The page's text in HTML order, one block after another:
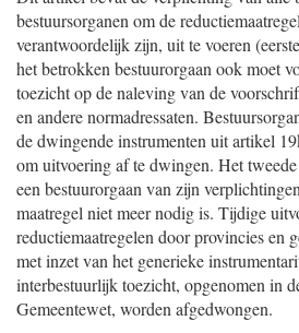
bestuursorganen om de
verantwoordelijk zijn, uit te voeren
het betrokken bestuurorgaan ook moet
toezicht op de naleving van de
en andere normadressaten.
de dwingende instrumenten uit artikel
om uitvoering af te dwingen. Het
een bestuurorgaan van zijn
maatregel niet meer nodig is. Tijdige
reductiemaatregelen door provincies en
met inzet van het generieke
interbestuurlijk toezicht, opgenomen in
Gemeentewet, worden afgedwongen.